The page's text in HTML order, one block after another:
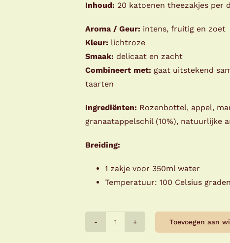
Inhoud: 20 katoenen theezakjes per
Aroma / Geur: intens, fruitig en zoet
Kleur: lichtroze
Smaak: delicaat en zacht
Combineert met: ​gaat uitstekend
taarten
Ingrediënten: Rozenbottel, appel,
granaatappelschil (10%), natuurlijke
Breiding:
1 zakje voor 350ml water
Temperatuur: 100 Celsius graden
Toevoegen aan